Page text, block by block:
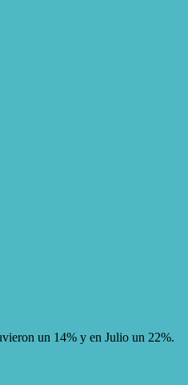
un 14% y en Julio un 22%.